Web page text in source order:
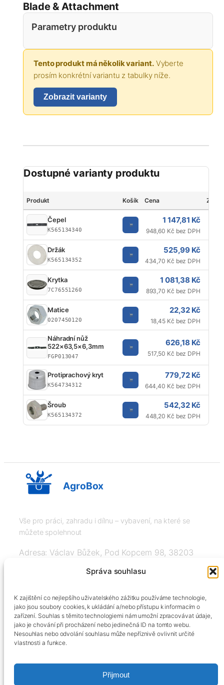
Správa souhlasu
K zajištění co nejlepšího uživatelského zážitku používáme technologie,
jako jsou soubory cookies, k ukládání a/nebo přístupu k informacím o
zařízení. Souhlas s těmito technologiemi nám umožní zpracovávat údaje,
jako je chování při procházení nebo jedinečná ID na tomto webu.
Nesouhlas nebo odvolání souhlasu může nepříznivě ovlivnit určité
vlastnosti a funkce.
Přijmout
Blade & Attachment
Parametry produktu
Tento produkt má několik variant.Vyberte
prosím konkrétní variantu z tabulky níže.
Zobrazit varianty
Dostupné varianty produktu
Produkt Košík Cena
Čepel
K565134340
1 147,81 Kč
948,60 Kč bez DPH
Držák
K565134352
525,99 Kč
434,70 Kč bez DPH
Krytka
7C76551260
1 081,38 Kč
893,70 Kč bez DPH
Matice
0207450120
22,32 Kč
18,45 Kč bez DPH
Náhradní nůž
522×63,5×6,3mm
FGP013047
626,18 Kč
517,50 Kč bez DPH
Protiprachový kryt
K564734312
779,72 Kč
644,40 Kč bez DPH
Šroub
K565134372
542,32 Kč
448,20 Kč bez DPH
AgroBox
Vše pro práci, zahradu i dílnu – vybavení, na které se
můžete spolehnout
Adresa: Václav Bůžek, Pod Kopcem 98, 38203
+420606334248, info@agrobox.cz
Obchodní podmínky